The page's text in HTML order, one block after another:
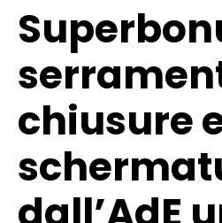
chiusure